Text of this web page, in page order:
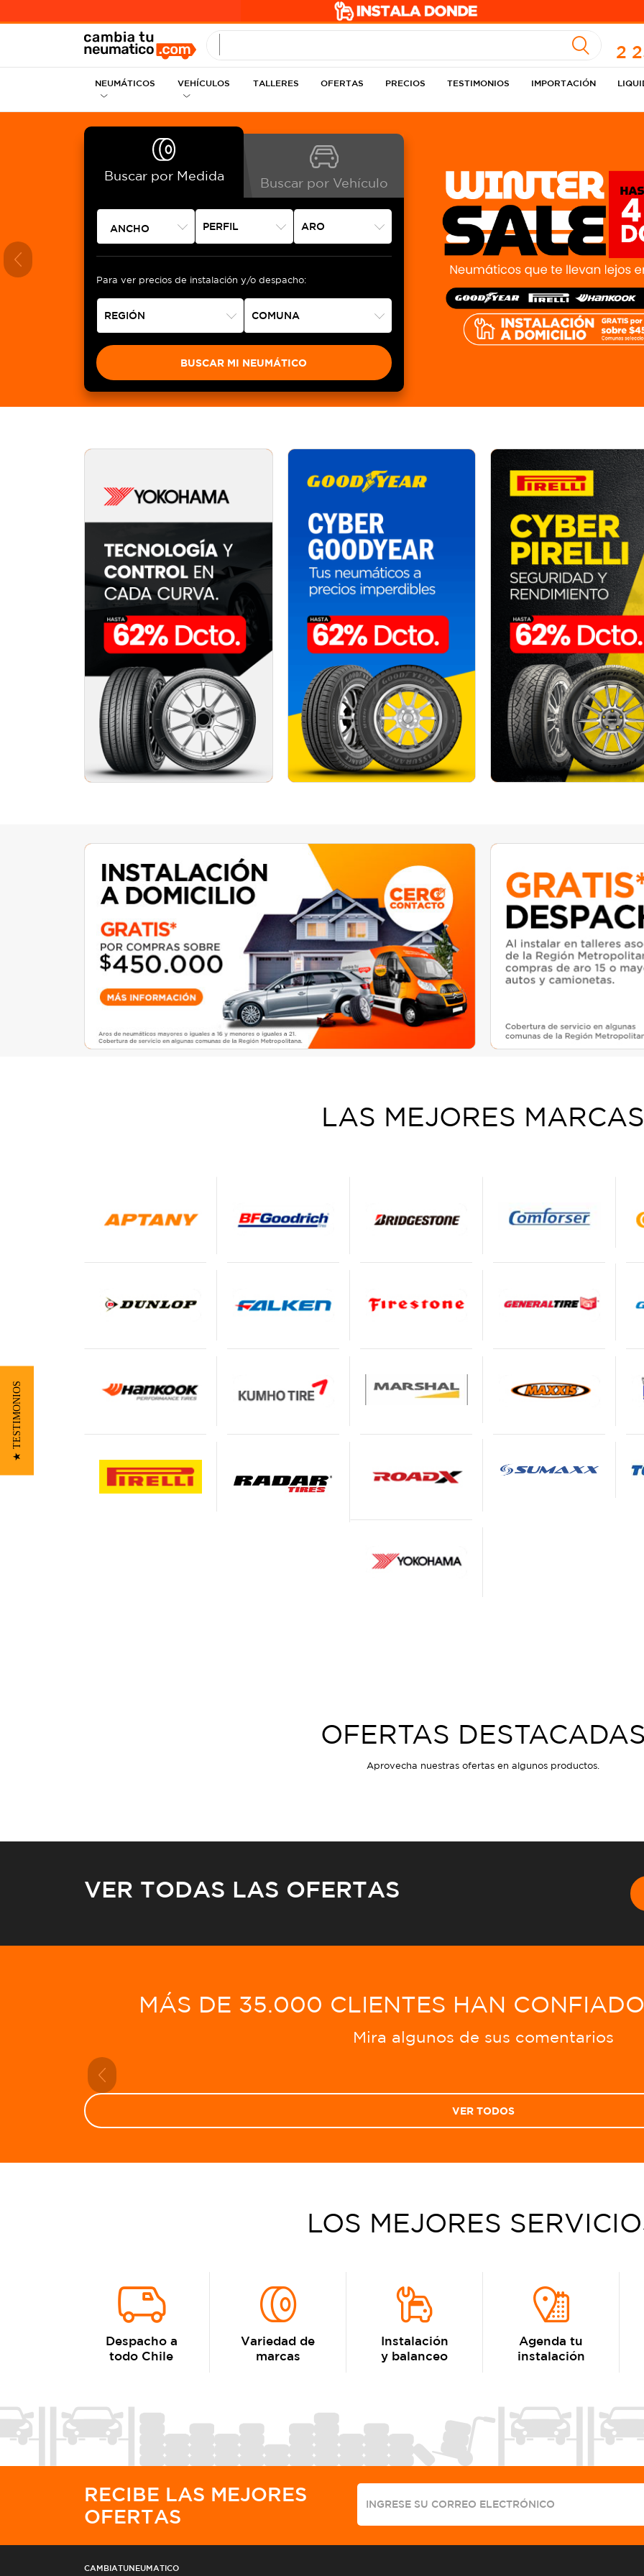
2
NEUMÁTICOS VEHÍCULOS TALLERES OFERTAS PRECIOS TESTIMONIOS IMPORTACIÓN
Previous
Buscar por Medida Buscar por Vehículo
ANCHO
Para ver precios de instalación y/o despacho:
BUSCAR MI NEUMÁTICO
¿Cómo saber la medida?
Para saber, puede revisar en el vehículo, el costado del
neumático y ver cual requiere exactamente.
LAS MEJORES MARCAS
OFERTAS
Aprovecha nuestras ofertas en algunos productos.
VER TODAS LAS OFERTAS
MÁS DE 35.000 CLIENTES HAN
Mira algunos de sus comentarios
Previous
VER TODOS
LOS MEJORES
Despacho a
todo Chile
Variedad de
marcas
Instalación
y balanceo
Agenda tu
instalación
RECIBE LAS MEJORES
OFERTAS
CAMBIATUNEUMATICO
★ TESTIMONIOS